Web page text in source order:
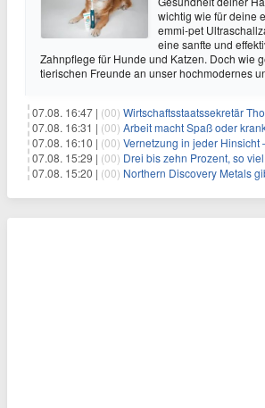
wichtig wie für deine
emmi-pet
eine sanfte und
Zahnpflege für Hunde und Katzen. Doch wie
tierischen Freunde an unser hochmodernes
07.08. 16:47 | (00) Wirtschaftsstaatssekretär Thomas Dörflinger besucht
07.08. 16:31 | (00) Arbeit macht Spaß oder
07.08. 16:10 | (00) Vernetzung in jeder Hinsicht – Die
07.08. 15:29 | (00) Drei bis zehn Prozent, so viel Strom
07.08. 15:20 | (00) Northern Discovery Metals gibt die Börsennotierung an